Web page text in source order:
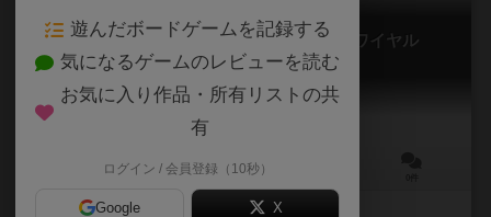
フェアリーテイルゲームズ：バトルロワイヤル
Fairytale Games: The Battle Royale
30分前後
遊んだボードゲームを記録する
気になるゲームのレビューを読む
お気に入り作品・所有リストの共
有
ログイン / 会員登録（10秒）
Google X